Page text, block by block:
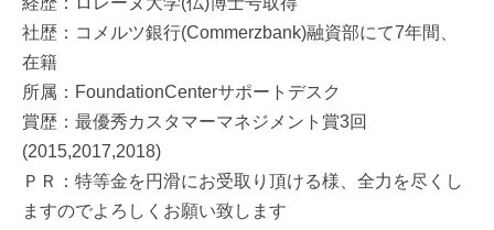
社歴：コメルツ銀行(Commerzbank)融資部にて7年間、
在籍
所属：FoundationCenterサポートデスク
賞歴：最優秀カスタマーマネジメント賞3回
(2015,2017,2018)
ＰＲ：特等金を円滑にお受取り頂ける様、全力を尽くし
ますのでよろしくお願い致します